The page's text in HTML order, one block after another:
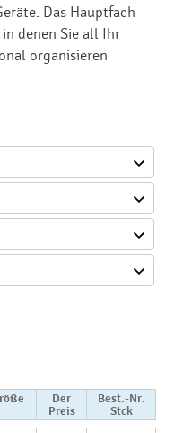
Das Hauptfach
denen Sie all Ihr
organisieren
Der
Preis
Best.-Nr.
Stck